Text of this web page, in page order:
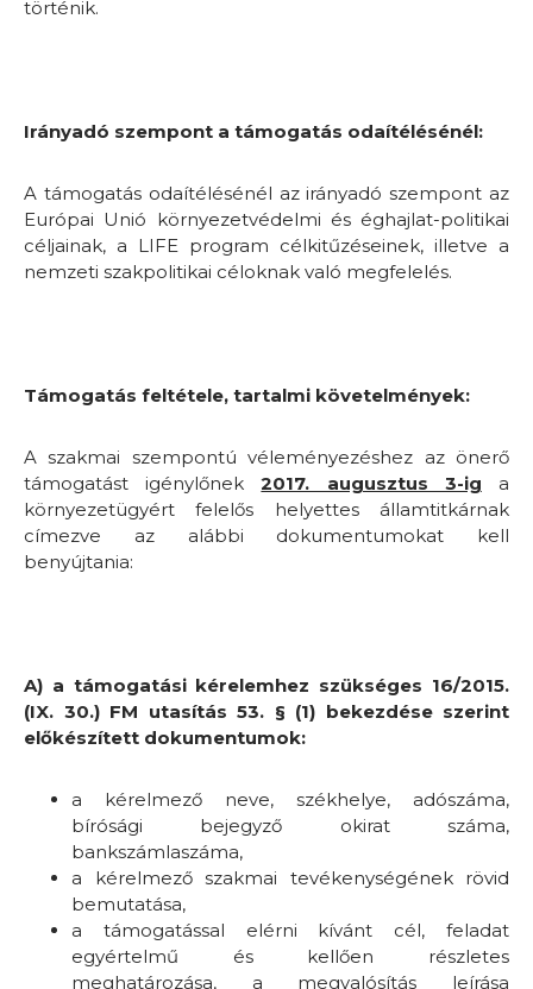
történik.
Irányadó szempont a támogatás odaítélésénél:
A támogatás odaítélésénél az irányadó szempont az
Európai Unió környezetvédelmi és éghajlat-politikai
céljainak, a LIFE program célkitűzéseinek, illetve a
nemzeti szakpolitikai céloknak való megfelelés.
Támogatás feltétele, tartalmi követelmények:
A szakmai szempontú véleményezéshez az önerő
támogatást igénylőnek2017. augusztus 3-ig a
környezetügyért felelős helyettes államtitkárnak
címezve az alábbi dokumentumokat kell
benyújtania:
A) a támogatási kérelemhez szükséges 16/2015.
(IX. 30.) FM utasítás 53. § (1) bekezdése szerint
előkészített dokumentumok:
a kérelmező neve, székhelye, adószáma,
bírósági bejegyző okirat száma,
bankszámlaszáma,
a kérelmező szakmai tevékenységének rövid
bemutatása,
a támogatással elérni kívánt cél, feladat
egyértelmű és kellően részletes
meghatározása, a megvalósítás leírása